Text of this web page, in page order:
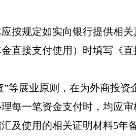
按规定如实向银行提供相
直接支付使用）时填写《
”等展业原则，在为外商投资
每一笔资金支付时，均应
及使用的相关证明材料5年